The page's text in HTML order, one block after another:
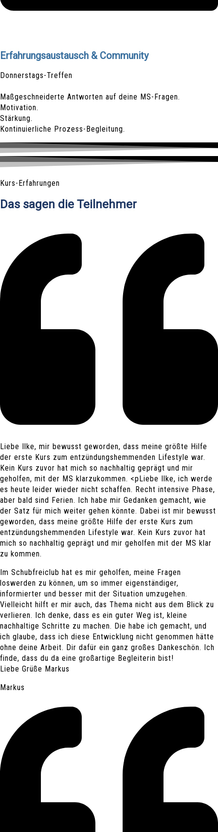
Erfahrungsaustausch & Community
Donnerstags-Treffen
Maßgeschneiderte Antworten auf deine MS-Fragen.
Motivation.
Stärkung.
Kontinuierliche Prozess-Begleitung.
Kurs-Erfahrungen
Das sagen die Teilnehmer
Liebe Ilke, mir bewusst geworden, dass meine größte Hilfe
der erste Kurs zum entzündungshemmenden Lifestyle war.
Kein Kurs zuvor hat mich so nachhaltig geprägt und mir
geholfen, mit der MS klarzukommen. <pLiebe Ilke, ich werde
es heute leider wieder nicht schaffen. Recht intensive Phase,
aber bald sind Ferien. Ich habe mir Gedanken gemacht, wie
der Satz für mich weiter gehen könnte. Dabei ist mir bewusst
geworden, dass meine größte Hilfe der erste Kurs zum
entzündungshemmenden Lifestyle war. Kein Kurs zuvor hat
mich so nachhaltig geprägt und mir geholfen mit der MS klar
zu kommen.
Im Schubfreiclub hat es mir geholfen, meine Fragen
loswerden zu können, um so immer eigenständiger,
informierter und besser mit der Situation umzugehen.
Vielleicht hilft er mir auch, das Thema nicht aus dem Blick zu
verlieren. Ich denke, dass es ein guter Weg ist, kleine
nachhaltige Schritte zu machen. Die habe ich gemacht, und
ich glaube, dass ich diese Entwicklung nicht genommen hätte
ohne deine Arbeit. Dir dafür ein ganz großes Dankeschön. Ich
finde, dass du da eine großartige Begleiterin bist!
Liebe Grüße Markus
Markus